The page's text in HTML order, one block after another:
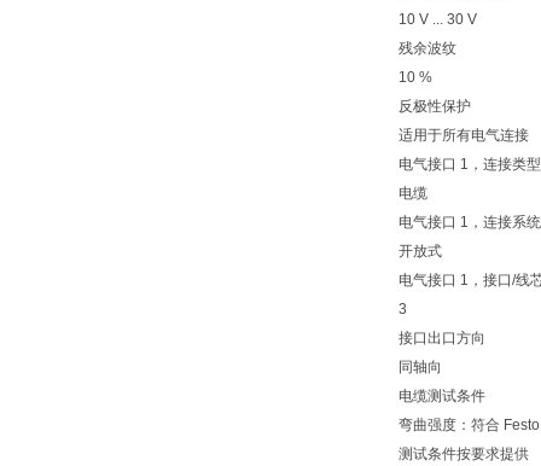
10 V ... 30 V
残余波纹
10 %
反极性保护
适用于所有电气连接
电气接口 1，连接类型
电缆
电气接口 1，连接系统
开放式
电气接口 1，接口/线
3
接口出口方向
同轴向
电缆测试条件
弯曲强度：符合
测试条件按要求提供